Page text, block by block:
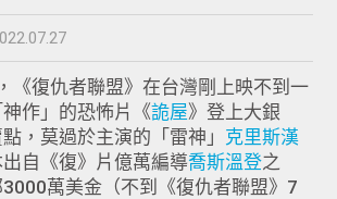
《復仇者聯盟》在台灣剛上映不到一
作」的恐怖片《詭屋》登上大銀
，莫過於主演的「雷神」 克里斯漢
出自《復》片億萬編導喬斯溫登之
萬美金（不到《復仇者聯盟》7